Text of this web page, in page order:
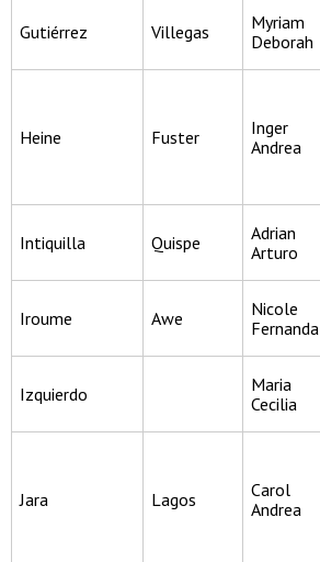
Gutiérrez Villegas
Myriam
Deborah
Heine Fuster
Inger
Andrea
Intiquilla Quispe
Adrian
Arturo
Iroume Awe
Nicole
Fernanda
Izquierdo
Maria
Cecilia
Jara Lagos
Carol
Andrea